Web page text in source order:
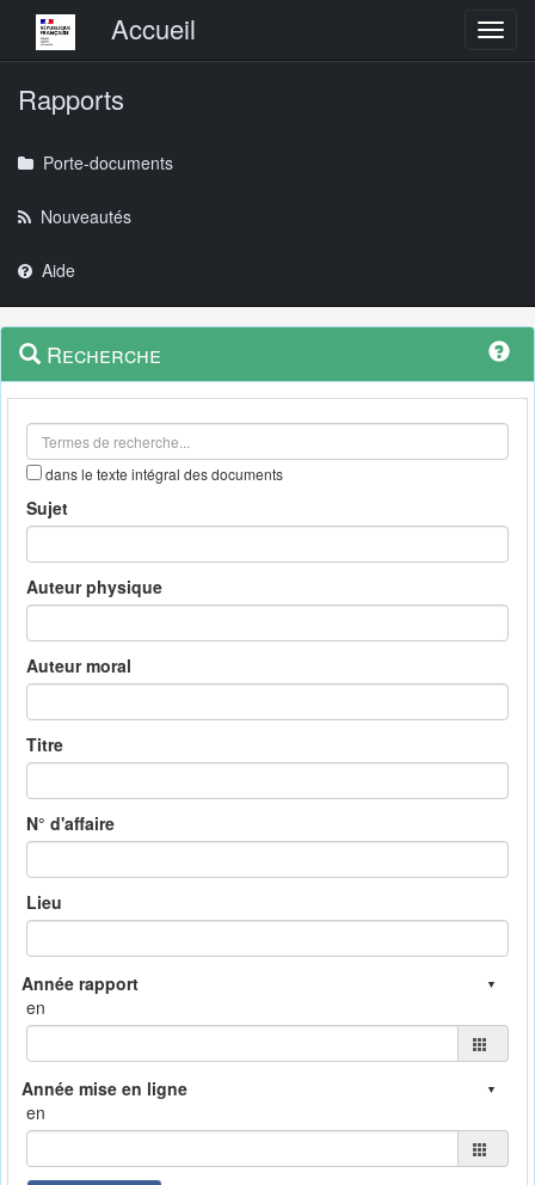
Menu principalAccueil
Rapports
Porte-documents
Nouveautés
Aide
Navigation
outils
Menu
contextuel
Recherche
dans le texte intégral des documents
Sujet
Auteur physique
Auteur moral
Titre
N° d'affaire
Lieu
en
en